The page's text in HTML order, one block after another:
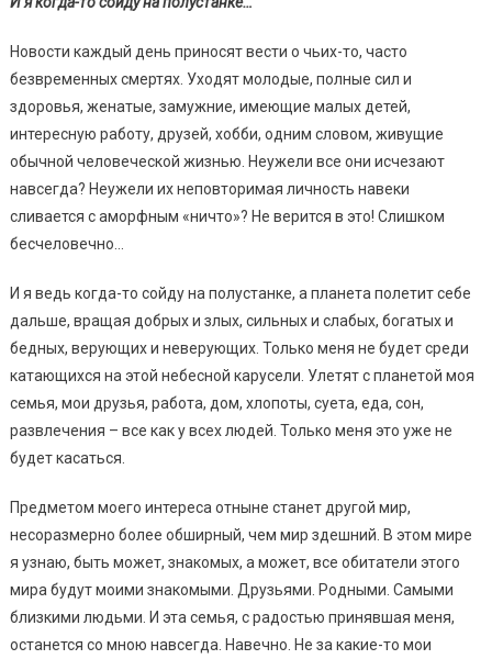
Новости каждый день приносят вести о чьих-то, часто
безвременных смертях. Уходят молодые, полные сил и
здоровья, женатые, замужние, имеющие малых детей,
интересную работу, друзей, хобби, одним словом, живущие
обычной человеческой жизнью. Неужели все они исчезают
навсегда? Неужели их неповторимая личность навеки
сливается с аморфным «ничто»? Не верится в это! Слишком
бесчеловечно…
И я ведь когда-то сойду на полустанке, а планета полетит себе
дальше, вращая добрых и злых, сильных и слабых, богатых и
бедных, верующих и неверующих. Только меня не будет среди
катающихся на этой небесной карусели. Улетят с планетой моя
семья, мои друзья, работа, дом, хлопоты, суета, еда, сон,
развлечения – все как у всех людей. Только меня это уже не
будет касаться.
Предметом моего интереса отныне станет другой мир,
несоразмерно более обширный, чем мир здешний. В этом мире
я узнаю, быть может, знакомых, а может, все обитатели этого
мира будут моими знакомыми. Друзьями. Родными. Самыми
близкими людьми. И эта семья, с радостью принявшая меня,
останется со мною навсегда. Навечно. Не за какие-то мои